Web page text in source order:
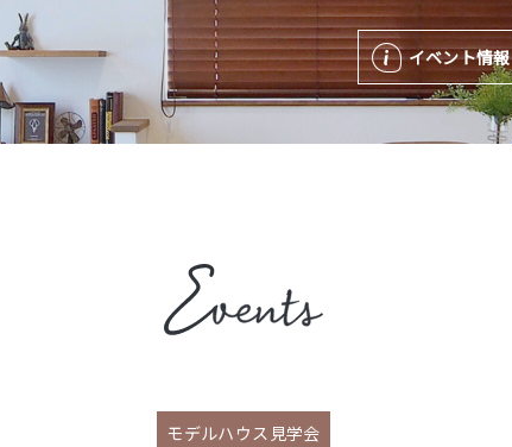
イベント情報
モデルハウス見学会